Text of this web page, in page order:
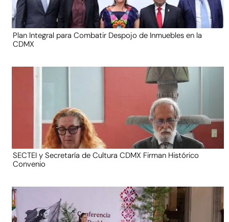
Plan Integral para Combatir Despojo de Inmuebles en la
CDMX
SECTEI y Secretaría de Cultura CDMX Firman Histórico
Convenio